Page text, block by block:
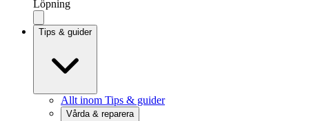
Löpning
Tips & guider
Allt inom Tips & guider
Vårda & reparera